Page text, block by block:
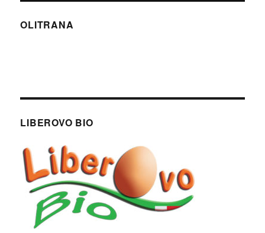
OLITRANA
LIBEROVO BIO